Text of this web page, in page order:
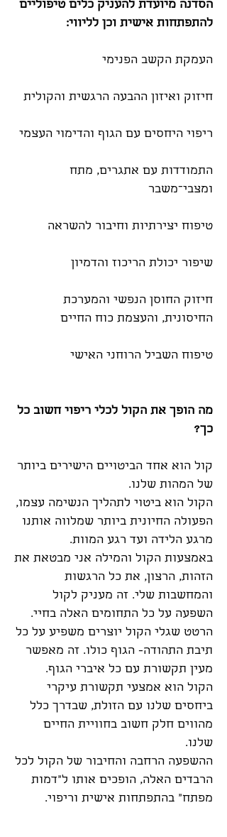
הסדנה מיועדת להעניק כלים טיפוליים
להתפתחות אישית וכן לליווי:
העמקת הקשב הפנימי
חיזוק ואיזון ההבעה הרגשית והקולית
ריפוי היחסים עם הגוף והדימוי העצמי
התמודדות עם אתגרים, מתח
ומצבי־משבר
טיפוח יצירתיות וחיבור להשראה
שיפור יכולת הריכוז והדמיון
חיזוק החוסן הנפשי והמערכת
החיסונית, והעצמת כוח החיים
טיפוח השביל הרוחני האישי
מה הופך את הקול לכלי ריפוי חשוב כל
כך?
קול הוא אחד הביטויים הישירים ביותר
של המהות שלנו.
הקול הוא ביטוי לתהליך הנשימה עצמו,
הפעולה החיונית ביותר שמלווה אותנו
מרגע הלידה ועד רגע המוות.
באמצעות הקול והמילה אני מבטאת את
הזהות, הרצון, את כל הרגשות
והמחשבות שלי. זה מעניק לקול
השפעה על כל התחומים האלה בחיי.
הרטט שגלי הקול יוצרים משפיע על כל
תיבת התהודה- הגוף כולו. זה מאפשר
מעין תקשורת עם כל איברי הגוף.
הקול הוא אמצעי תקשורת עיקרי
ביחסים שלנו עם הזולת, שבדרך כלל
מהווים חלק חשוב בחוויית החיים
שלנו.
ההשפעה הרחבה והחיבור של הקול לכל
הרבדים האלה, הופכים אותו ל״דמות
מפתח״ בהתפתחות אישית וריפוי.